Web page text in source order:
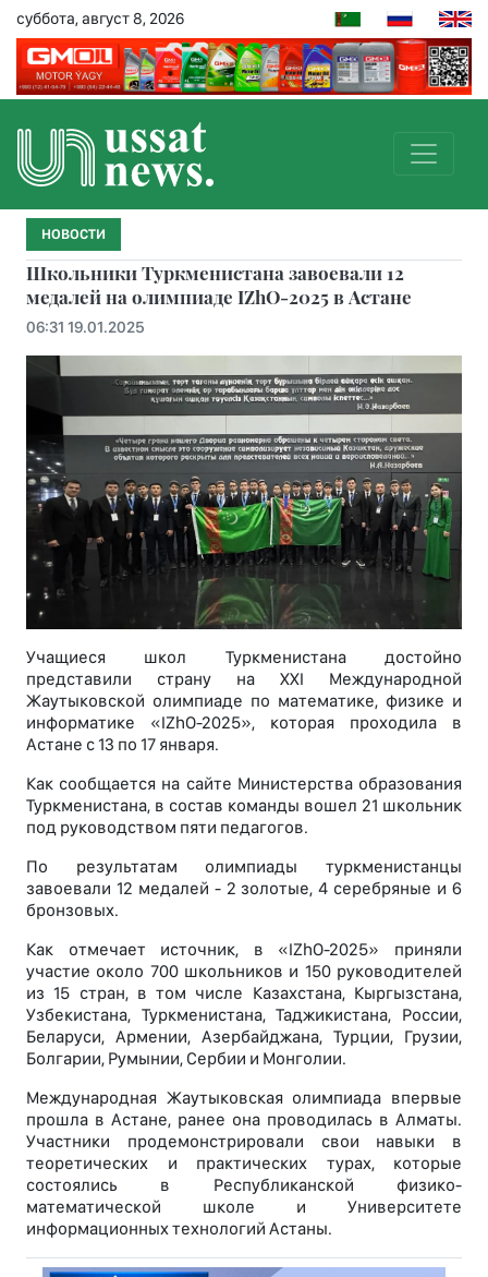
суббота, август 8, 2026
НОВОСТИ
Школьники Туркменистана завоевали 12
медалей на олимпиаде IZhO-2025 в Астане
06:31 19.01.2025
Учащиеся школ Туркменистана достойно
представили страну на XXI Международной
Жаутыковской олимпиаде по математике, физике и
информатике «IZhO-2025», которая проходила в
Астане с 13 по 17 января.
Как сообщается на сайте Министерства образования
Туркменистана, в состав команды вошел 21 школьник
под руководством пяти педагогов.
По результатам олимпиады туркменистанцы
завоевали 12 медалей - 2 золотые, 4 серебряные и 6
бронзовых.
Как отмечает источник, в «IZhO-2025» приняли
участие около 700 школьников и 150 руководителей
из 15 стран, в том числе Казахстана, Кыргызстана,
Узбекистана, Туркменистана, Таджикистана, России,
Беларуси, Армении, Азербайджана, Турции, Грузии,
Болгарии, Румынии, Сербии и Монголии.
Международная Жаутыковская олимпиада впервые
прошла в Астане, ранее она проводилась в Алматы.
Участники продемонстрировали свои навыки в
теоретических и практических турах, которые
состоялись в Республиканской физико-
математической школе и Университете
информационных технологий Астаны.